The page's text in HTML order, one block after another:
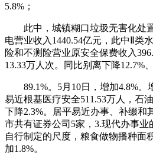
5.8%；
此中，城镇糊口垃圾无害化处置
电营业收入1440.54亿元，此中Ⅱ类
险和不测险营业原安全保费收入
13.33万人次。同比别离下降12.7%
89.1%。5月10日，增加4.8%。
易近根基医疗安全511.53万人，石
下降2.3%。居平易近办事、补缀和
市共有证券公司5家，3.现代办事
自行制定的尺度，粮食做物播种面
加1.8%。